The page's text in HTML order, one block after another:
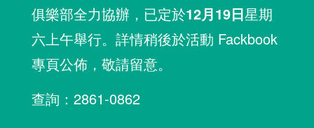
俱樂部全力協辦，已定於12月19日星期
六上午舉行。詳情稍後於活動 Fackbook
專頁公佈，敬請留意。
查詢：2861-0862